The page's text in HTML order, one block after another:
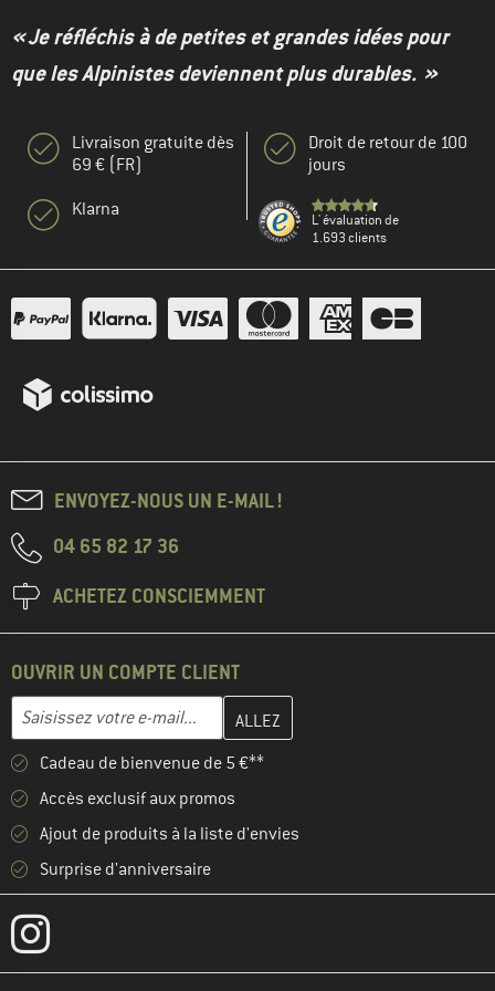
« Je réfléchis à de petites et grandes idées pour
que les Alpinistes deviennent plus durables. »
Livraison gratuite dès
69 € (FR)
Klarna
Droit de retour de 100
jours
L' évaluation de
1.693 clients
ENVOYEZ-NOUS UN E-MAIL !
04 65 82 17 36
ACHETEZ CONSCIEMMENT
OUVRIR UN COMPTE CLIENT
Adresse e-mail
Entrez votre adresse e-mail ici et créez votre compte client à la
Cadeau de bienvenue de 5 €**
Accès exclusif aux promos
Ajout de produits à la liste d'envies
Surprise d'anniversaire